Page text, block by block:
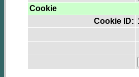
Cookie
Cookie ID: